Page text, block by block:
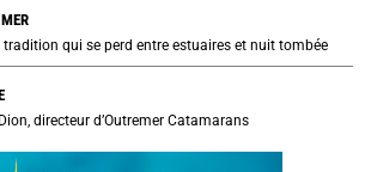
tradition qui se perd entre estuaires et nuit tombée
directeur d’Outremer Catamarans